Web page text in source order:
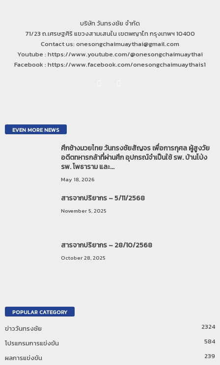
บริษัท วันทรงชัย จำกัด
71/23 ถ.เศรษฐศิริ แขวงสามเสนใน เขตพญาไท กรุงเทพฯ 10400
Contact us: onesongchaimuaythai@gmail.com
Youtube : https://www.youtube.com/@onesongchaimuaythai
Facebook : https://www.facebook.com/onesongchaimuaythais1
EVEN MORE NEWS
ศึกช้างมวยไทย วันทรงชัยสัญจร เพื่อการกุศล ผู้สูงวัย
อดีตทหารกล้าที่ผ่านศึก อุปกรณ์จำเป็นใช้ รพ. บ้านโป่ง
รพ. โพธาราม และ...
May 18, 2026
สารจากปริยากร – 5/11/2568
November 5, 2025
สารจากปริยากร – 28/10/2568
October 28, 2025
POPULAR CATEGORY
ข่าววันทรงชัย
2324
โปรแกรมการแข่งขัน
584
ผลการแข่งขัน
239